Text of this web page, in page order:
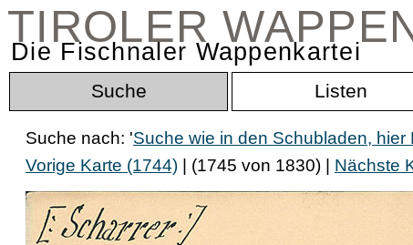
TIROLER
Die Fischnaler Wappenkartei
Suche Listen
Suche nach: 'Suche wie in den Schubladen, hier
Vorige Karte (1744) | (1745 von 1830) | Nächste